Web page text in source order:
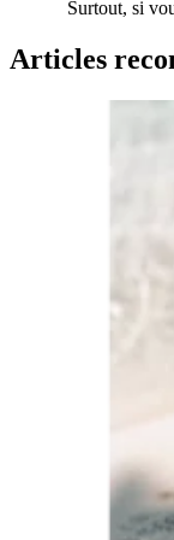
Surtout, si
Articles